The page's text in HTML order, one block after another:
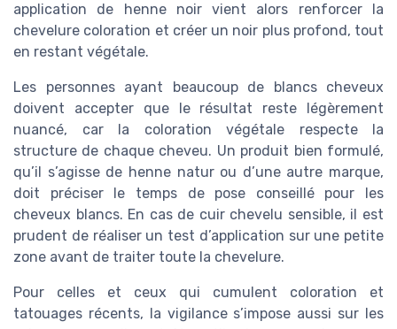
application de henne noir vient alors renforcer la
chevelure coloration et créer un noir plus profond, tout
en restant végétale.
Les personnes ayant beaucoup de blancs cheveux
doivent accepter que le résultat reste légèrement
nuancé, car la coloration végétale respecte la
structure de chaque cheveu. Un produit bien formulé,
qu’il s’agisse de henne natur ou d’une autre marque,
doit préciser le temps de pose conseillé pour les
cheveux blancs. En cas de cuir chevelu sensible, il est
prudent de réaliser un test d’application sur une petite
zone avant de traiter toute la chevelure.
Pour celles et ceux qui cumulent coloration et
tatouages récents, la vigilance s’impose aussi sur les